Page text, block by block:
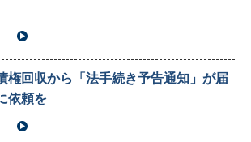
権回収から「法手続き予告通知」が届
依頼を